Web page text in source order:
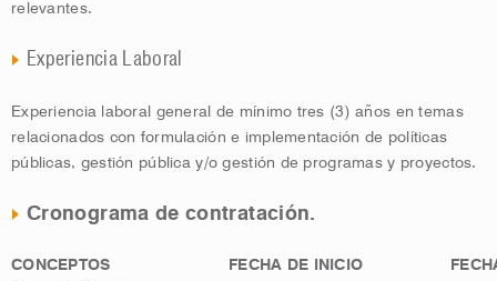
relevantes.
Experiencia Laboral
Experiencia laboral general de mínimo tres (3) años en temas
relacionados con formulación e implementación de políticas
públicas, gestión pública y/o gestión de programas y proyectos.
Cronograma de contratación.
CONCEPTOS FECHA DE INICIO